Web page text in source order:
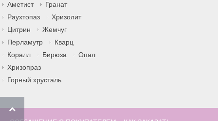
Аметист
Гранат
Раухтопаз
Хризолит
Цитрин
Жемчуг
Перламутр
Кварц
Коралл
Бирюза
Опал
Хризопраз
Горный хрусталь